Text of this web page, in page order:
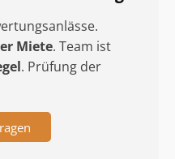
Miete. Team ist
. Prüfung der